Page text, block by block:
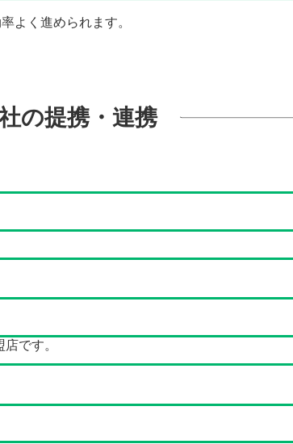
よく進められます。
の提携・連携
店です。